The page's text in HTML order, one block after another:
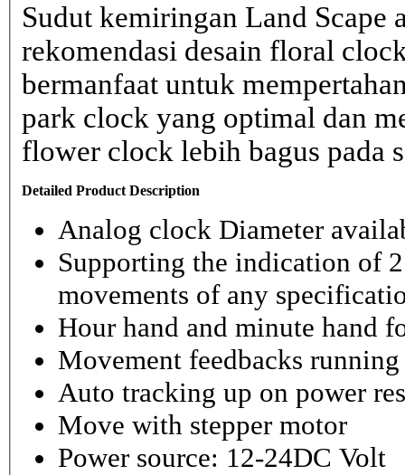
Sudut kemiringan Land Scape
rekomendasi desain floral
bermanfaat untuk
park clock yang optimal dan
flower clock lebih bagus pada
Detailed Product Description
Analog clock Diameter
Supporting the indication of
movements of any
Hour hand and minute hand
Movement feedbacks
Auto tracking up on power
Move with stepper motor
Power source: 12-24DC Volt